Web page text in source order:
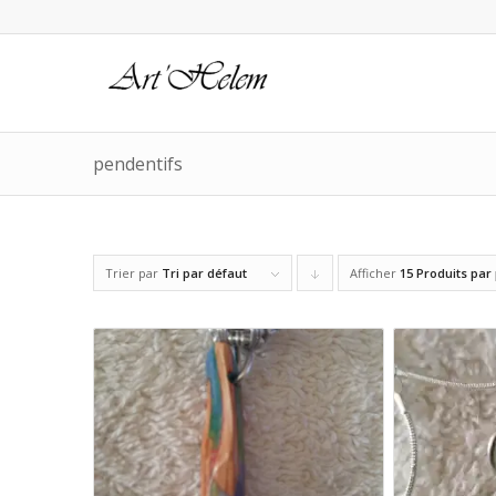
pendentifs
Trier par Tri par défaut Cliquer
trier
les
produits
ordre
Afficher 15 Produits par